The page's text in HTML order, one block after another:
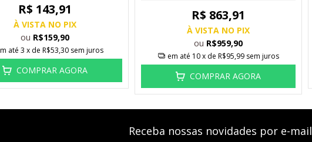
R$ 143,91
À VISTA NO PIX
ou R$159,90
até 3 x de R$53,30 sem juros
COMPRAR AGORA
R$ 863,91
À VISTA NO PIX
ou R$959,90
em até 10 x de R$95,99 sem juros
COMPRAR AGORA
Receba nossas novidades por e-mail